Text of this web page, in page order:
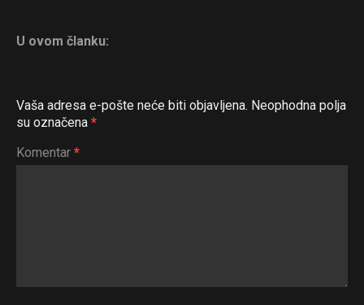
U ovom članku:
Vaša adresa e-pošte neće biti objavljena. Neophodna polja
su označena *
Komentar *